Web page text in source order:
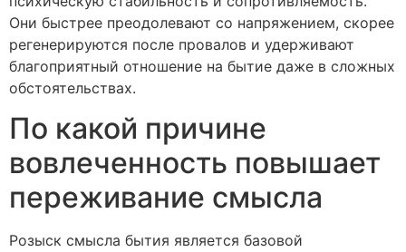
Они быстрее преодолевают со напряжением, скорее
регенерируются после провалов и удерживают
благоприятный отношение на бытие даже в сложных
обстоятельствах.
По какой причине
вовлеченность повышает
переживание смысла
Розыск смысла бытия является базовой